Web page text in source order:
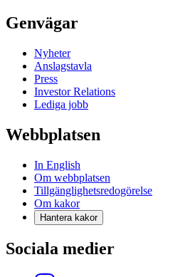
Genvägar
Nyheter
Anslagstavla
Press
Investor Relations
Lediga jobb
Webbplatsen
In English
Om webbplatsen
Tillgänglighetsredogörelse
Om kakor
Hantera kakor
Sociala medier